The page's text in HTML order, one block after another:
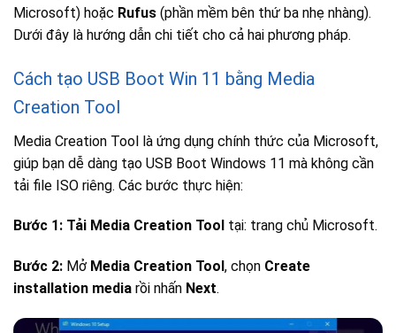
Microsoft) hoặc Rufus (phần mềm bên thứ ba nhẹ nhàng).
Dưới đây là hướng dẫn chi tiết cho cả hai phương pháp.
Cách tạo USB Boot Win 11 bằng Media
Creation Tool
Media Creation Tool là ứng dụng chính thức của Microsoft,
giúp bạn dễ dàng tạo USB Boot Windows 11 mà không cần
tải file ISO riêng. Các bước thực hiện:
Bước 1: Tải Media Creation Tool tại: trang chủ Microsoft.
Bước 2: Mở Media Creation Tool , chọn Create
installation media rồi nhấn Next.